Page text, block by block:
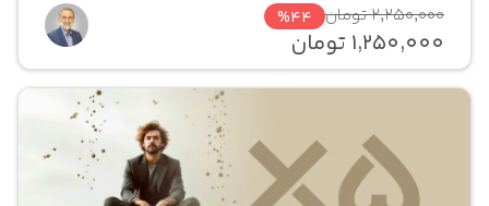
2,250,000 تومان %44
1,250,000 تومان